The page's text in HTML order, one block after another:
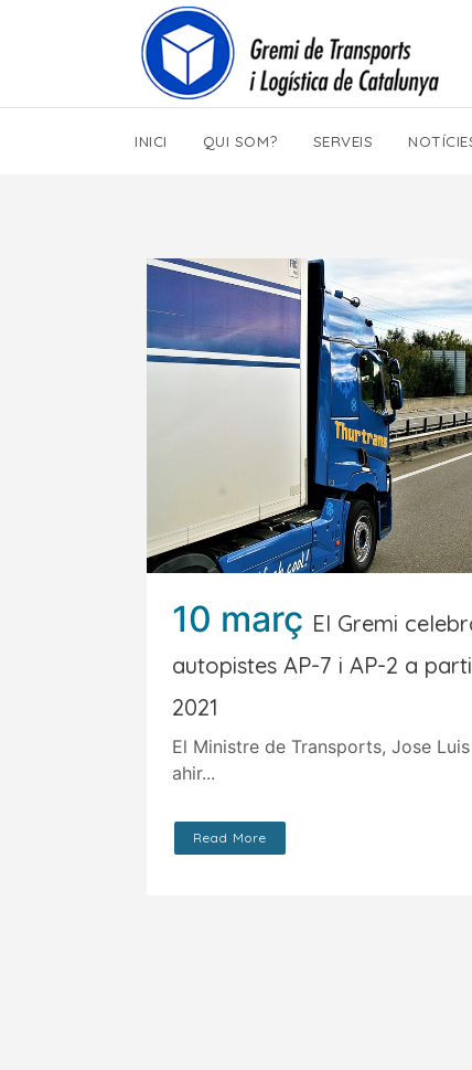
INICI QUI SOM? SERVEIS
10 març El Gremi
autopistes AP-7 i AP-2 a
2021
El Ministre de Transports, Jose
ahir...
Read More